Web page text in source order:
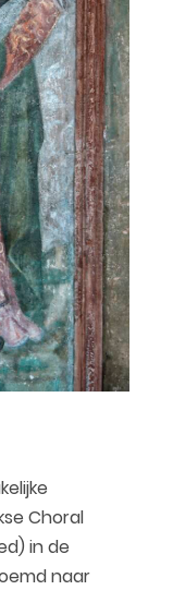
Choral
in de
naar